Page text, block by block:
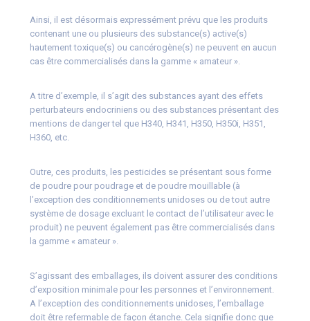
Ainsi, il est désormais expressément prévu que les produits
contenant une ou plusieurs des substance(s) active(s)
hautement toxique(s) ou cancérogène(s) ne peuvent en aucun
cas être commercialisés dans la gamme « amateur ».
A titre d’exemple, il s’agit des substances ayant des effets
perturbateurs endocriniens ou des substances présentant des
mentions de danger tel que H340, H341, H350, H350i, H351,
H360, etc.
Outre, ces produits, les pesticides se présentant sous forme
de poudre pour poudrage et de poudre mouillable (à
l’exception des conditionnements unidoses ou de tout autre
système de dosage excluant le contact de l’utilisateur avec le
produit) ne peuvent également pas être commercialisés dans
la gamme « amateur ».
S’agissant des emballages, ils doivent assurer des conditions
d’exposition minimale pour les personnes et l’environnement.
A l’exception des conditionnements unidoses, l’emballage
doit être refermable de façon étanche. Cela signifie donc que